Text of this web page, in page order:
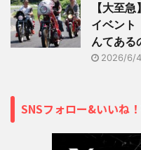
【大至
イベント
んてある
2026/6/4
SNSフォロー&いいね